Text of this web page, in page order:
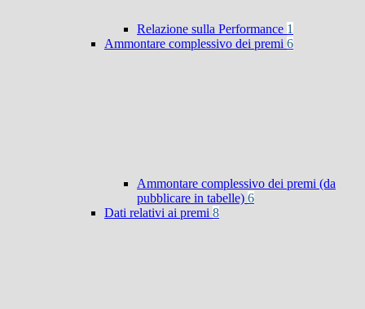
Relazione sulla Performance 1
Ammontare complessivo dei premi 6
Ammontare complessivo dei premi (da
pubblicare in tabelle) 6
Dati relativi ai premi 8